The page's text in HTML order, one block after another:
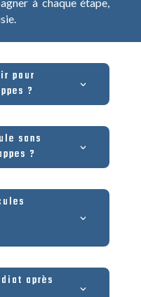
à chaque étape,
pour
?
sans
?
après